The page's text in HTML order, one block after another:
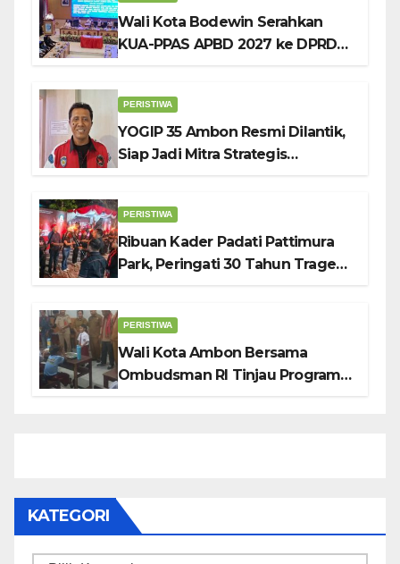
Wali Kota Bodewin Serahkan
KUA-PPAS APBD 2027 ke DPRD
PERISTIWA
YOGIP 35 Ambon Resmi Dilantik,
Siap Jadi Mitra Strategis
PERISTIWA
Ribuan Kader Padati Pattimura
Park, Peringati 30 Tahun Tragedi
PERISTIWA
Wali Kota Ambon Bersama
Ombudsman RI Tinjau Program
KATEGORI